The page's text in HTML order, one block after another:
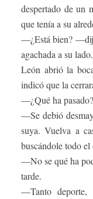
despertado de un
que tenía a su
—¿Está bien?
agachada a su lado.
León abrió la
indicó que la
—¿Qué ha pasado?
—Se debió
suya. Vuelva a
buscándole todo el
—No se qué ha
tarde.
—Tanto